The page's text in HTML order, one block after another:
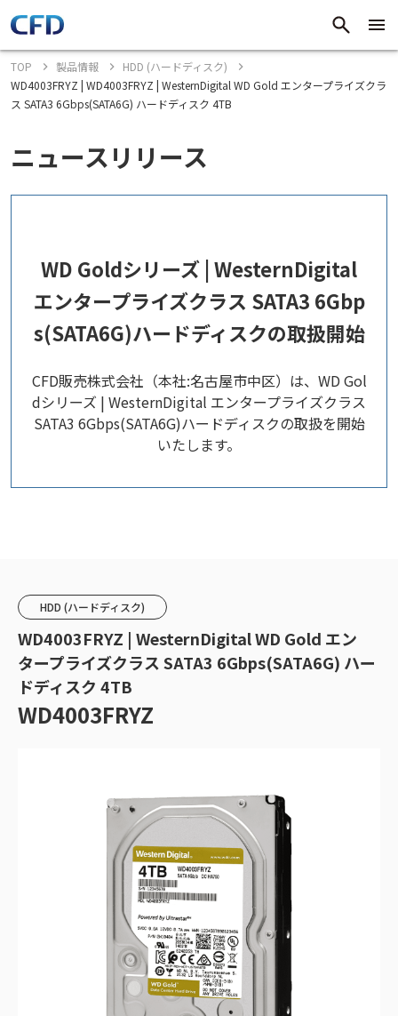
TOP 製品情報
HDD (ハードディスク)
WD4003FRYZ | WD4003FRYZ | WesternDigital WD Gold エンタープライズクラ
ス SATA3 6Gbps(SATA6G) ハードディスク 4TB
ニュースリリース
WD Goldシリーズ | WesternDigital
エンタープライズクラス SATA3 6Gbp
s(SATA6G)ハードディスクの取扱開始
CFD販売株式会社（本社:名古屋市中区）は、WD Gol
dシリーズ | WesternDigital エンタープライズクラス
SATA3 6Gbps(SATA6G)ハードディスクの取扱を開始
いたします。
HDD (ハードディスク)
WD4003FRYZ | WesternDigital WD Gold エン
タープライズクラス SATA3 6Gbps(SATA6G) ハー
ドディスク 4TB
WD4003FRYZ